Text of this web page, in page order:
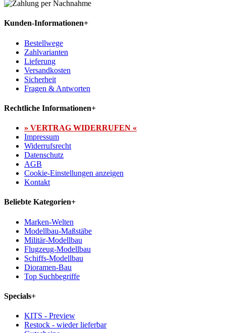
Kunden-Informationen+
Bestellwege
Zahlvarianten
Lieferung
Versandkosten
Sicherheit
Fragen & Antworten
Rechtliche Informationen+
» VERTRAG WIDERRUFEN «
Impressum
Widerrufsrecht
Datenschutz
AGB
Cookie-Einstellungen anzeigen
Kontakt
Beliebte Kategorien+
Marken-Welten
Modellbau-Maßstäbe
Militär-Modellbau
Flugzeug-Modellbau
Schiffs-Modellbau
Dioramen-Bau
Top Suchbegriffe
Specials+
KITS - Preview
Restock - wieder lieferbar